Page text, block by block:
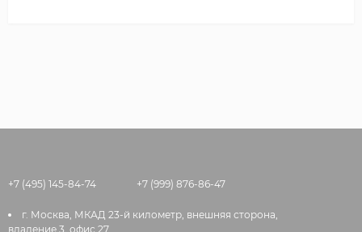
+7 (495) 145-84-74 +7 (999) 876-86-47
г. Москва, МКАД 23-й километр, внешняя сторона,
владение 3, офис 27